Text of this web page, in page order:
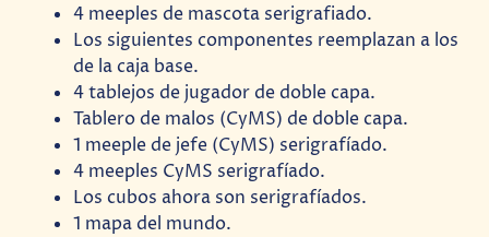
4 meeples de mascota serigrafiado.
Los siguientes componentes reemplazan a los
de la caja base.
4 tablejos de jugador de doble capa.
Tablero de malos (CyMS) de doble capa.
1 meeple de jefe (CyMS) serigrafíado.
4 meeples CyMS serigrafíado.
Los cubos ahora son serigrafíados.
1 mapa del mundo.